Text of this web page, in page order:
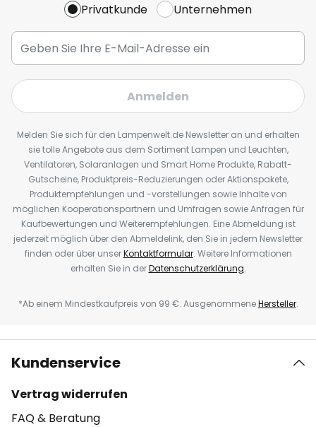
Privatkunde Unternehmen
Anmelden
Melden Sie sich für den Lampenwelt.de Newsletter an und erhalten
sie tolle Angebote aus dem Sortiment Lampen und Leuchten,
Ventilatoren, Solaranlagen und Smart Home Produkte, Rabatt-
Gutscheine, Produktpreis-Reduzierungen oder Aktionspakete,
Produktempfehlungen und -vorstellungen sowie Inhalte von
möglichen Kooperationspartnern und Umfragen sowie Anfragen für
Kaufbewertungen und Weiterempfehlungen. Eine Abmeldung ist
jederzeit möglich über den Abmeldelink, den Sie in jedem Newsletter
finden oder über unserKontaktformular. Weitere Informationen
erhalten Sie in derDatenschutzerklärung.
*Ab einem Mindestkaufpreis von 99 €. AusgenommeneHersteller.
Kundenservice
Vertrag widerrufen
FAQ & Beratung